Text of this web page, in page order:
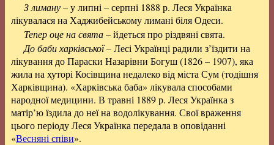
З лиману– у липні – серпні 1888 р. Леся Українка
лікувалася на Хаджибейському лимані біля Одеси.
Тепер оце на свята– йдеться про різдвяні свята.
До баби харківської– Лесі Українці радили з’їздити на
лікування до Параски Назарівни Богуш (1826 – 1907), яка
жила на хуторі Косівщина недалеко від міста Сум (тодішня
Харківщина). «Харківська баба» лікувала способами
народної медицини. В травні 1889 р. Леся Українка з
матір’ю їздила до неї на водолікування. Свої враження
цього періоду Леся Українка передала в оповіданні
«Весняні співи».